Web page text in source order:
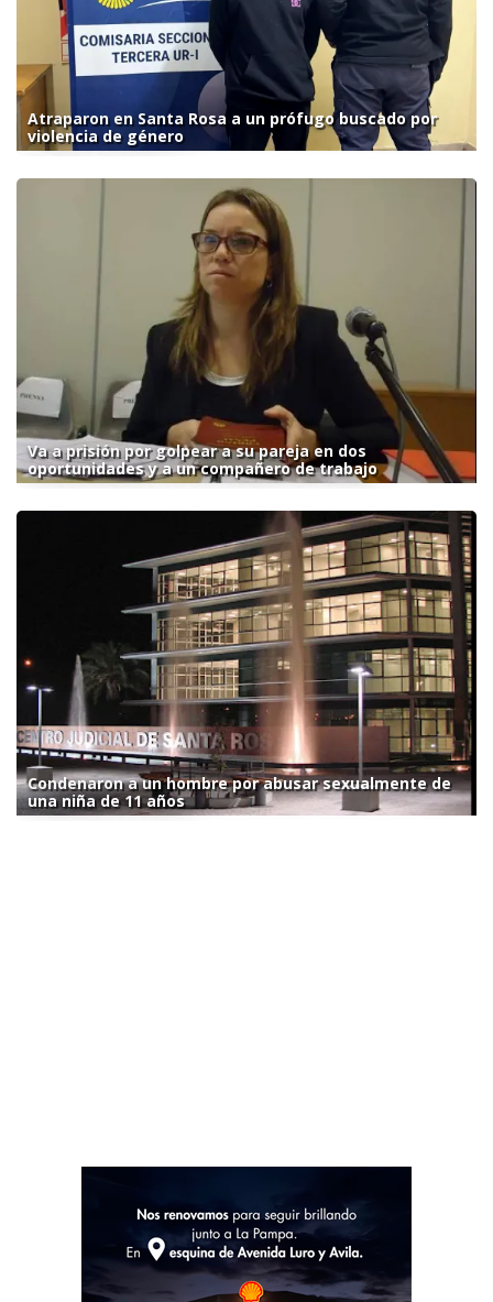
Atraparon en Santa Rosa a un prófugo buscado por
violencia de género
Va a prisión por golpear a su pareja en dos
oportunidades y a un compañero de trabajo
Condenaron a un hombre por abusar sexualmente de
una niña de 11 años